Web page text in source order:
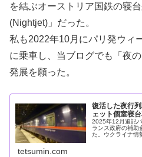
を結ぶオーストリア国鉄の寝
(Nightjet)」だった。
私も2022年10月にパリ発ウィ
に乗車し、当ブログでも「夜
発展を願った。
復活した夜行
ェット個室寝
2025年12月追記
ランス政府の補助
た。ウクライナ情
tetsumin.com